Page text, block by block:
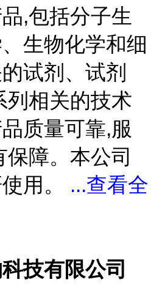
,包括分子生
生物化学和细
试剂、试剂
列相关的技术
质量可靠,服
障。本公司
用。 ...查看全
技有限公司